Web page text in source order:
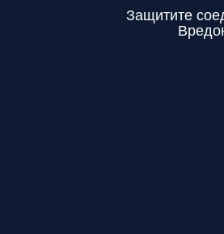
Защитите